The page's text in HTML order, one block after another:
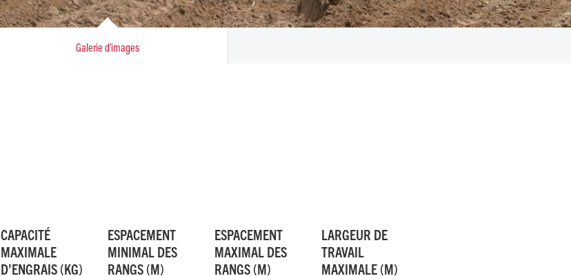
Galerie d’images
CAPACITÉ
MAXIMALE
D’ENGRAIS (KG)
ESPACEMENT
MINIMAL DES
RANGS (M)
ESPACEMENT
MAXIMAL DES
RANGS (M)
LARGEUR DE
TRAVAIL
MAXIMALE (M)